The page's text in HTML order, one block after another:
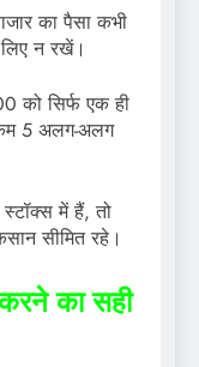
का पैसा कभी
न रखें।
को सिर्फ एक ही
5 अलग-अलग
में हैं, तो
सीमित रहे।
का सही